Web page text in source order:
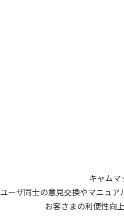
キャムマ
ユーザ同士の意見交換やマニュア
お客さまの利便性向